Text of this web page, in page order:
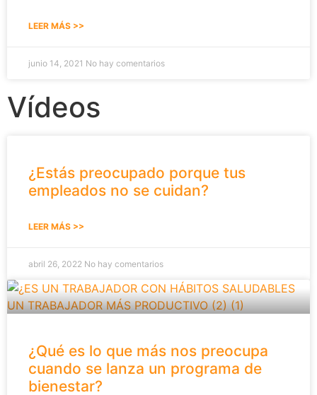
LEER MÁS >>
junio 14, 2021 No hay comentarios
Vídeos
¿Estás preocupado porque tus
empleados no se cuidan?
LEER MÁS >>
abril 26, 2022 No hay comentarios
¿Qué es lo que más nos preocupa
cuando se lanza un programa de
bienestar?